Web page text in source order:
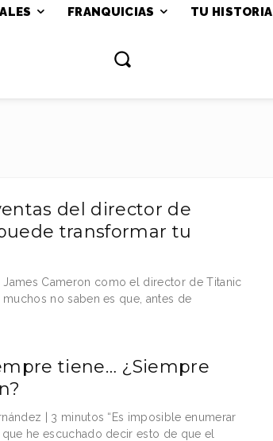
FRANQUICIAS TU HISTORIA
del director de
transformar tu
James Cameron como el director de Titanic
muchos no saben es que, antes de
tiene… ¿Siempre
| 3 minutos “Es imposible enumerar
he escuchado decir esto de que el